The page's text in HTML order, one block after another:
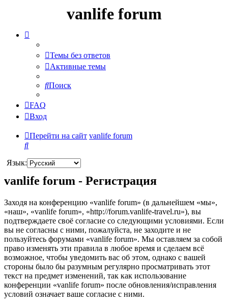
vanlife forum
Темы без ответов
Активные темы
Поиск
FAQ
Вход
Перейти на сайт vanlife forum
Поиск
Язык:
vanlife forum - Регистрация
Заходя на конференцию «vanlife forum» (в дальнейшем «мы»,
«наш», «vanlife forum», «http://forum.vanlife-travel.ru»), вы
подтверждаете своё согласие со следующими условиями. Если
вы не согласны с ними, пожалуйста, не заходите и не
пользуйтесь форумами «vanlife forum». Мы оставляем за собой
право изменять эти правила в любое время и сделаем всё
возможное, чтобы уведомить вас об этом, однако с вашей
стороны было бы разумным регулярно просматривать этот
текст на предмет изменений, так как использование
конференции «vanlife forum» после обновления/исправления
условий означает ваше согласие с ними.